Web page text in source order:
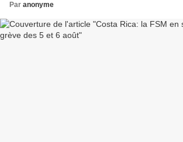
Par anonyme